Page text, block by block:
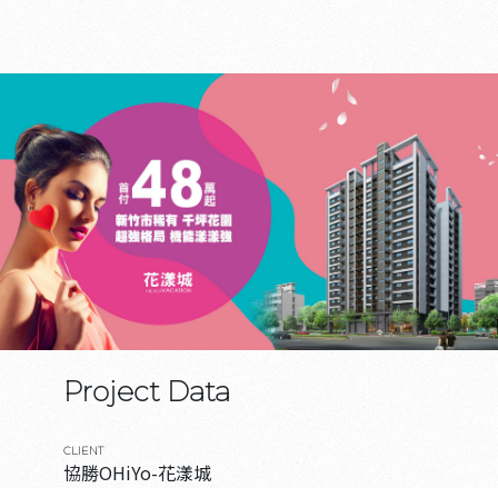
Project Data
CLIENT
協勝OHiYo-花漾城